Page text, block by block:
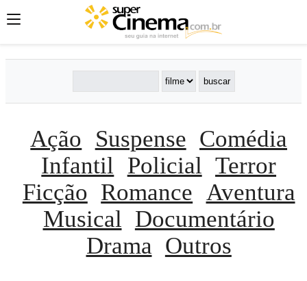
Ação Suspense Comédia
Infantil
Policial Terror
Ficção Romance Aventura
Musical
Documentário
Drama Outros